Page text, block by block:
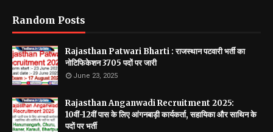
Random Posts
Rajasthan Patwari Bharti : राजस्थान पटवारी भर्ती का
नोटिफिकेशन 3705 पदों पर जारी
June 23, 2025
Rajasthan Anganwadi Recruitment 2025:
10वीं-12वीं पास के लिए आंगनबाड़ी कार्यकर्ता, सहायिका और साथिन के
पदों पर भर्ती